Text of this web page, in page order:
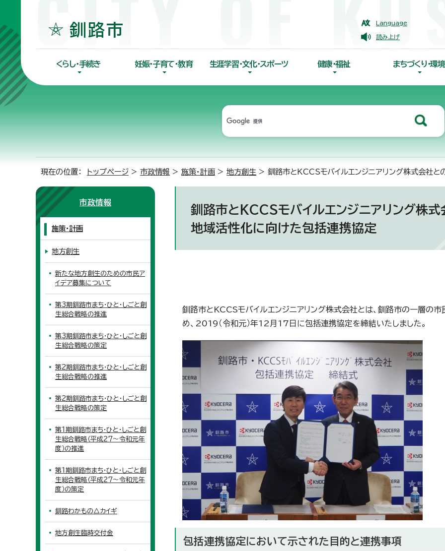
Language
読み上げ
くらし・手続き 妊娠・子育て・教育 生涯学習・文化・スポーツ 健康・福祉 まちづくり・環境
現在の位置： トップページ > 市政情報 > 施策・計画 > 地方創生 > 釧路市とKCCSモバイルエンジニアリング株式会社
釧路市とKCCSモバイルエンジニアリング株式
地域活性化に向けた包括連携協定
釧路市とKCCSモバイルエンジニアリング株式会社とは、釧路市の一層の
め、2019（令和元）年12月17日に包括連携協定を締結いたしました。
包括連携協定において示された目的と連携事項
市政情報
施策・計画
地方創生
新たな地方創生のための市民ア
イデア募集について
第3期釧路市まち・ひと・しごと創
生総合戦略の推進
第3期釧路市まち・ひと・しごと創
生総合戦略の策定
第2期釧路市まち・ひと・しごと創
生総合戦略の推進
第2期釧路市まち・ひと・しごと創
生総合戦略の策定
第1期釧路市まち・ひと・しごと創
生総合戦略（平成27～令和元年
度）の推進
第1期釧路市まち・ひと・しごと創
生総合戦略（平成27～令和元年
度）の策定
釧路わかもの△カイギ
地方創生臨時交付金